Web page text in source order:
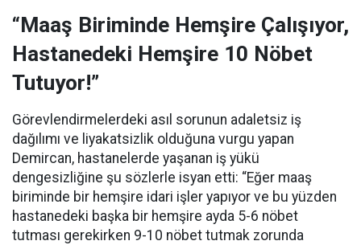
“Maaş Biriminde Hemşire Çalışıyor,
Hastanedeki Hemşire 10 Nöbet
Tutuyor!”
Görevlendirmelerdeki asıl sorunun adaletsiz iş
dağılımı ve liyakatsizlik olduğuna vurgu yapan
Demircan, hastanelerde yaşanan iş yükü
dengesizliğine şu sözlerle isyan etti: “Eğer maaş
biriminde bir hemşire idari işler yapıyor ve bu yüzden
hastanedeki başka bir hemşire ayda 5-6 nöbet
tutması gerekirken 9-10 nöbet tutmak zorunda